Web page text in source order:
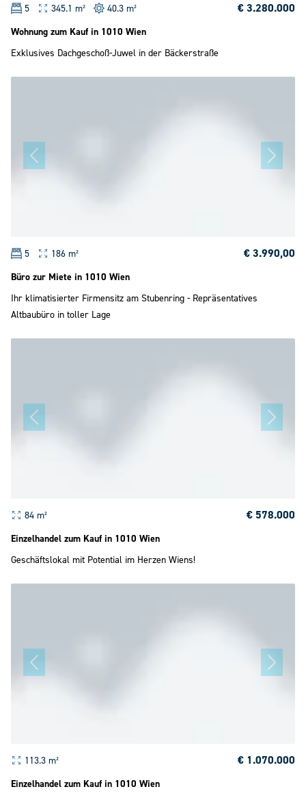
5 345.1 m² 40.3 m² € 3.280.000
Wohnung zum Kauf in 1010 Wien
Exklusives Dachgeschoß-Juwel in der Bäckerstraße
5 186 m² € 3.990,00
Büro zur Miete in 1010 Wien
Ihr klimatisierter Firmensitz am Stubenring - Repräsentatives
Altbaubüro in toller Lage
84 m² € 578.000
Einzelhandel zum Kauf in 1010 Wien
Geschäftslokal mit Potential im Herzen Wiens!
113.3 m² € 1.070.000
Einzelhandel zum Kauf in 1010 Wien